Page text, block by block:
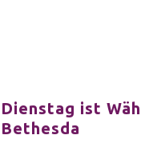
Dienstag ist
Bethesda